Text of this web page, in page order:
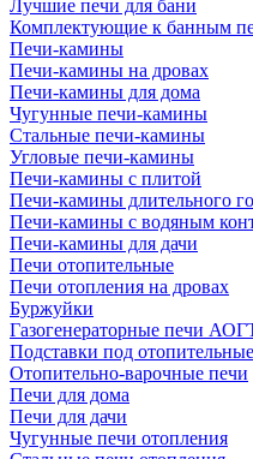
Лучшие печи для бани
Комплектующие к банным
Печи-камины
Печи-камины на дровах
Печи-камины для дома
Чугунные печи-камины
Стальные печи-камины
Угловые печи-камины
Печи-камины с плитой
Печи-камины длительного
Печи-камины с водяным
Печи-камины для дачи
Печи отопительные
Печи отопления на дровах
Буржуйки
Газогенераторные печи
Подставки под
Отопительно-варочные печи
Печи для дома
Печи для дачи
Чугунные печи отопления